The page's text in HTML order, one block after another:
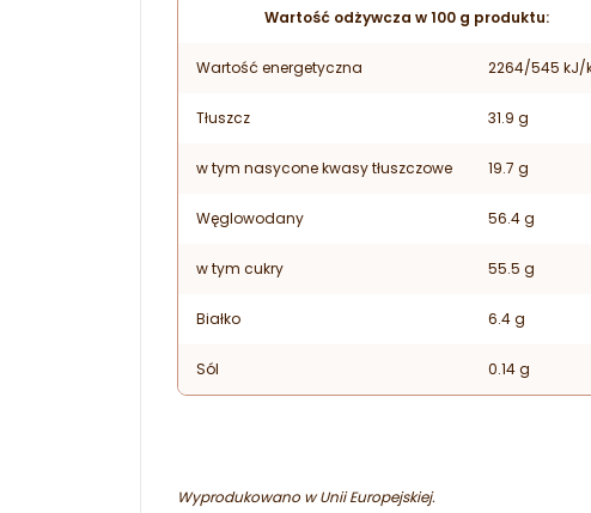
Wartość odżywcza w 100 g produktu:
Wartość energetyczna 2264/545 kJ/
Tłuszcz 31.9 g
w tym nasycone kwasy tłuszczowe 19.7 g
Węglowodany 56.4 g
w tym cukry 55.5 g
Białko 6.4 g
Sól 0.14 g
Wyprodukowano w Unii Europejskiej.